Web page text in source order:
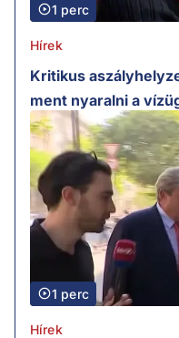
1 perc
Hírek
Kritikus
ment nyaralni a
1 perc
Hírek